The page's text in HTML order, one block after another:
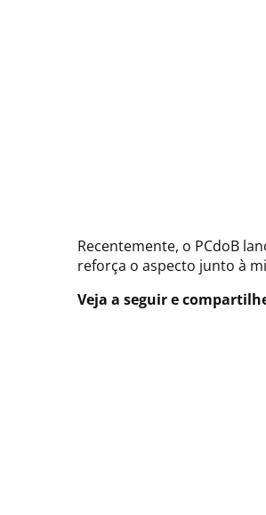
Recentemente, o PCdoB
reforça o aspecto junto à
Veja a seguir e